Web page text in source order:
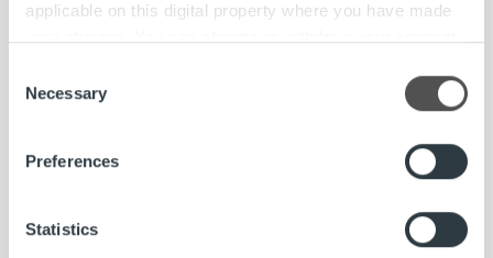
applicable on this digital property where you have made
the Privacy trigger icon.
Find out more about how your personal data is processed
and set your preferences in the
We use cookies to personalise content and ads, to
provide social media features and to analyse our traffic.
Selection
Necessary
Preferences
Statistics
RopoHold Oyj, tilinpäätös 2018 ja